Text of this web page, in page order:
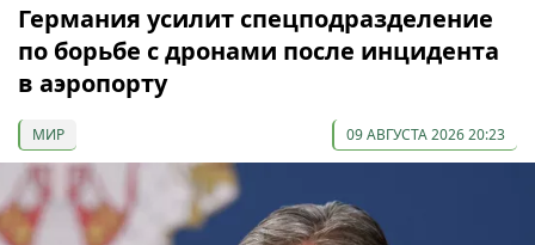
Германия усилит спецподразделение
по борьбе с дронами после инцидента
в аэропорту
МИР 09 АВГУСТА 2026 20:23